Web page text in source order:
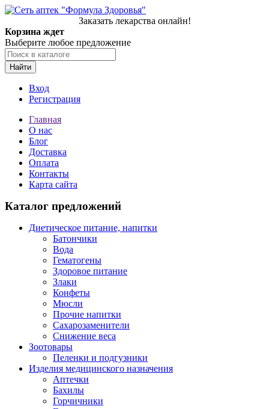
Заказать лекарства онлайн!
Корзина ждет
Выберите любое предложение
Найти
Вход
Регистрация
Главная
О нас
Блог
Доставка
Оплата
Контакты
Карта сайта
Каталог предложений
Диетическое питание, напитки
Батончики
Вода
Гематогены
Здоровое питание
Злаки
Конфеты
Мюсли
Прочие напитки
Сахарозаменители
Снижение веса
Зоотовары
Пеленки и подгузники
Изделия медицинского назначения
Аптечки
Бахилы
Горчичники